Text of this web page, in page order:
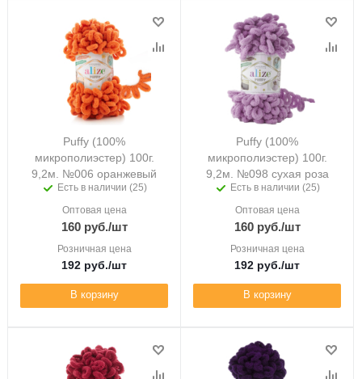
Puffy (100%
микрополиэстер) 100г.
9,2м. №006 оранжевый
Есть в наличии (25)
Оптовая цена
160руб./шт
Розничная цена
192 руб./шт
В корзину
Puffy (100%
микрополиэстер) 100г.
9,2м. №098 сухая роза
Есть в наличии (25)
Оптовая цена
160руб./шт
Розничная цена
192 руб./шт
В корзину